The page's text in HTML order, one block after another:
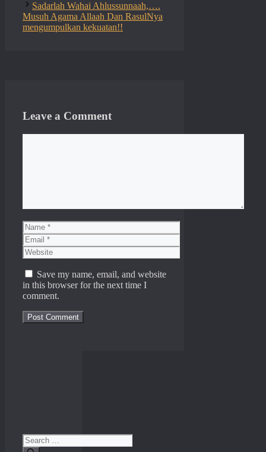
Sadarlah Wahai Ahlussunnaah,….
Musuh Agama Allaah Dan RasulNya
mengumpulkan kekuatan!!
Leave a Comment
Name
Email
Website
Save my name, email, and website
in this browser for the next time I
comment.
Search
for: